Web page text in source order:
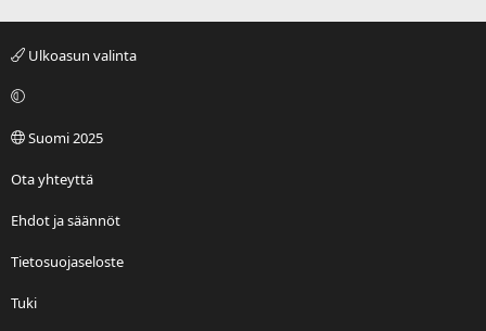
Ulkoasun valinta
Suomi 2025
Ota yhteyttä
Ehdot ja säännöt
Tietosuojaseloste
Tuki